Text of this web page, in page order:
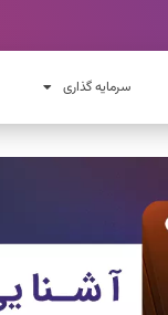
سرمایه گذاری